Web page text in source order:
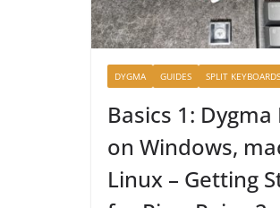
DYGMA GUIDES SPLIT KEYBOARDS
Basics 1:
on Windows,
Linux – Getting